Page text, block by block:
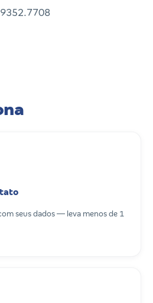
seus dados — leva menos de 1